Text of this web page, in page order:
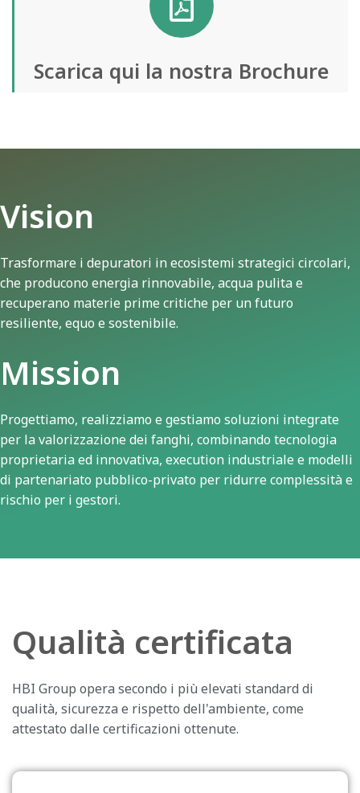
Scarica qui la nostra Brochure
Vision
Trasformare i depuratori in ecosistemi strategici circolari,
che producono energia rinnovabile, acqua pulita e
recuperano materie prime critiche per un futuro
resiliente, equo e sostenibile.
Mission
Progettiamo, realizziamo e gestiamo soluzioni integrate
per la valorizzazione dei fanghi, combinando tecnologia
proprietaria ed innovativa, execution industriale e modelli
di partenariato pubblico-privato per ridurre complessità e
rischio per i gestori.
Qualità certificata
HBI Group opera secondo i più elevati standard di
qualità, sicurezza e rispetto dell'ambiente, come
attestato dalle certificazioni ottenute.